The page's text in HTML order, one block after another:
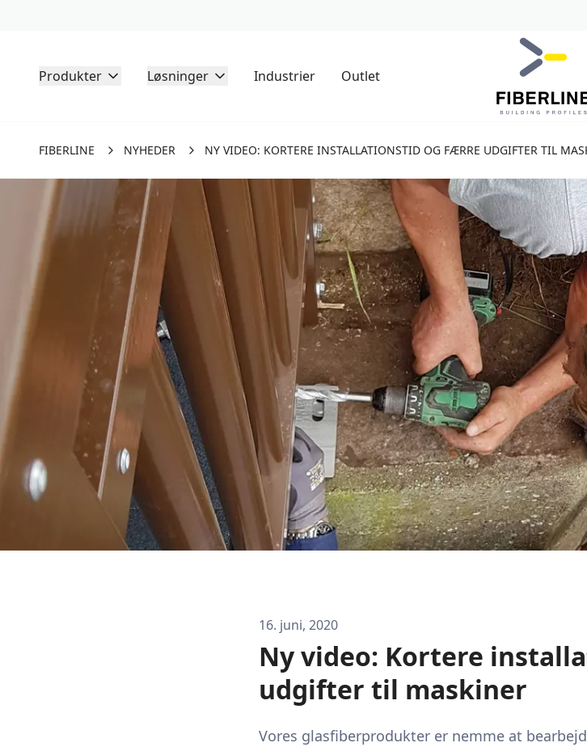
Produkter Løsninger Industrier Outlet
FIBERLINE NYHEDER NY VIDEO: KORTERE INSTALLATIONSTID OG FÆRRE UDGIFTER TIL
16. juni, 2020
Ny video: Kortere
udgifter til maskiner
Vores glasfiberprodukter er nemme at